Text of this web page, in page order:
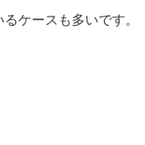
ケースも多いです。